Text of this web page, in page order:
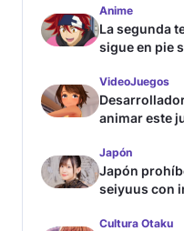
Anime
La segunda
sigue en pie
VideoJuegos
animar este
Japón
Japón
seiyuus con
Cultura Otaku